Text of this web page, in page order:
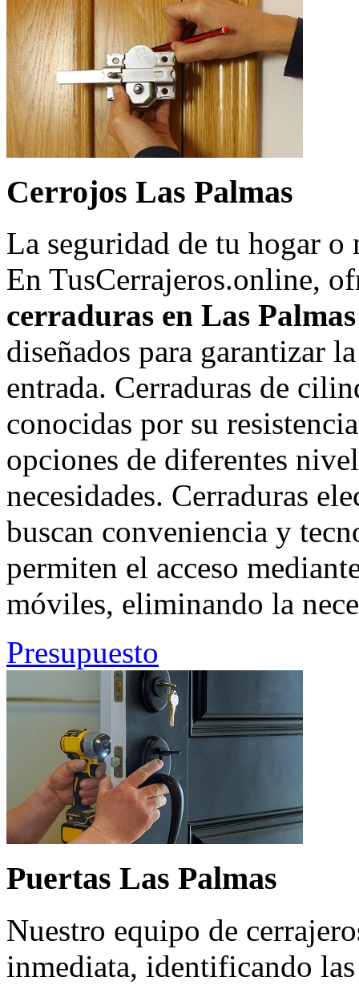
Cerrojos Las Palmas
La seguridad de tu hogar o
En TusCerrajeros.online,
cerraduras en Las Palmas
diseñados para garantizar
entrada. Cerraduras de
conocidas por su
opciones de diferentes
necesidades. Cerraduras
buscan conveniencia y
permiten el acceso
móviles, eliminando la
Presupuesto
Puertas Las Palmas
Nuestro equipo de
inmediata, identificando